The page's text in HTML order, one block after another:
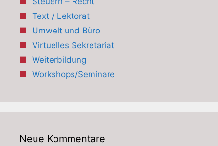
Text / Lektorat
Umwelt und Büro
Virtuelles Sekretariat
Weiterbildung
Workshops/Seminare
Neue Kommentare